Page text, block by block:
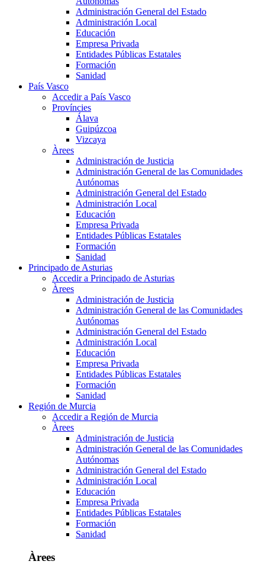
Administración General del Estado
Administración Local
Educación
Empresa Privada
Entidades Públicas Estatales
Formación
Sanidad
País Vasco
Accedir a País Vasco
Províncies
Álava
Guipúzcoa
Vizcaya
Àrees
Administración de Justicia
Administración General de las Comunidades
Autónomas
Administración General del Estado
Administración Local
Educación
Empresa Privada
Entidades Públicas Estatales
Formación
Sanidad
Principado de Asturias
Accedir a Principado de Asturias
Àrees
Administración de Justicia
Administración General de las Comunidades
Autónomas
Administración General del Estado
Administración Local
Educación
Empresa Privada
Entidades Públicas Estatales
Formación
Sanidad
Región de Murcia
Accedir a Región de Murcia
Àrees
Administración de Justicia
Administración General de las Comunidades
Autónomas
Administración General del Estado
Administración Local
Educación
Empresa Privada
Entidades Públicas Estatales
Formación
Sanidad
Àrees